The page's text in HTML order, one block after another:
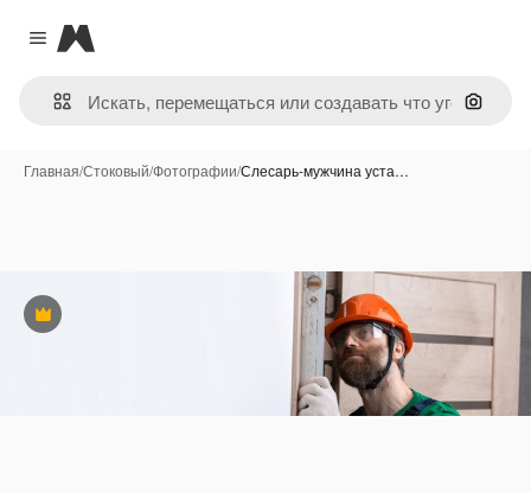
Close menu
Magnific
Поиск
Главная/Стоковый/Фотографии/Слесарь-мужчина уста…
Премиум